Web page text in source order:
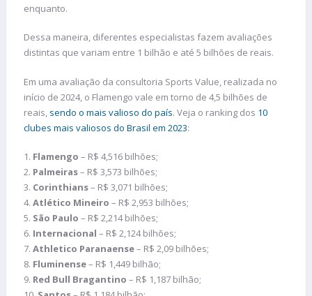
enquanto.
Dessa maneira, diferentes especialistas fazem avaliações
distintas que variam entre 1 bilhão e até 5 bilhões de reais.
Em uma avaliação da consultoria Sports Value, realizada no
início de 2024, o Flamengo vale em torno de 4,5 bilhões de
reais, sendo o mais valioso do país. Veja o ranking dos 10
clubes mais valiosos do Brasil em 2023:
1. Flamengo – R$ 4,516 bilhões;
2. Palmeiras– R$ 3,573 bilhões;
3. Corinthians– R$ 3,071 bilhões;
4. Atlético Mineiro – R$ 2,953 bilhões;
5. São Paulo – R$ 2,214 bilhões;
6. Internacional – R$ 2,124 bilhões;
7. Athletico Paranaense– R$ 2,09 bilhões;
8. Fluminense– R$ 1,449 bilhão;
9. Red Bull Bragantino – R$ 1,187 bilhão;